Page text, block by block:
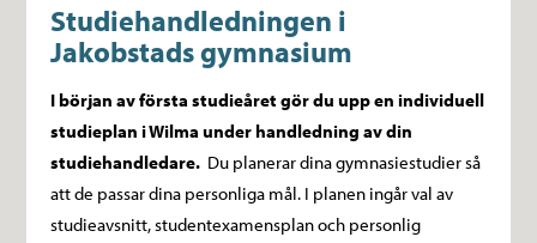
Studiehandledningen i
Jakobstads gymnasium
I början av första studieåret gör du upp en individuell
studieplan i Wilma under handledning av din
studiehandledare. Du planerar dina gymnasiestudier så
att de passar dina personliga mål. I planen ingår val av
studieavsnitt, studentexamensplan och personlig